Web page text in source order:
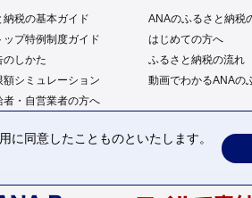
納税の基本ガイド
ANAのふるさと納税
ップ特例制度ガイド
はじめての方へ
のしかた
ふるさと納税の流れ
額シミュレーション
動画でわかるANAの
者・自営業者の方へ
同意したことものといたします。